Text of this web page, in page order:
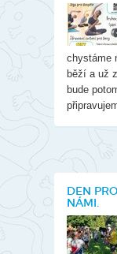
chystáme
běží a už
bude
DEN
NÁMI.